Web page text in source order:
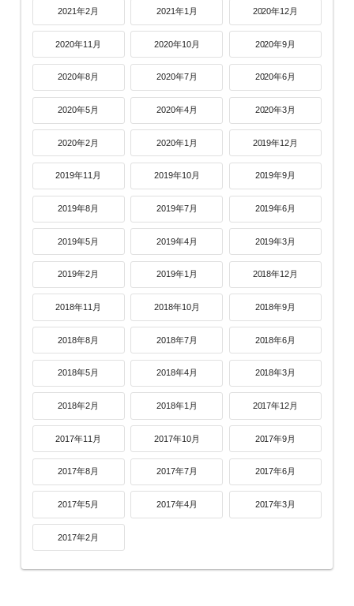
2021年2月 2021年1月 2020年12月
2020年11月 2020年10月 2020年9月
2020年8月 2020年7月 2020年6月
2020年5月 2020年4月 2020年3月
2020年2月 2020年1月 2019年12月
2019年11月 2019年10月 2019年9月
2019年8月 2019年7月 2019年6月
2019年5月 2019年4月 2019年3月
2019年2月 2019年1月 2018年12月
2018年11月 2018年10月 2018年9月
2018年8月 2018年7月 2018年6月
2018年5月 2018年4月 2018年3月
2018年2月 2018年1月 2017年12月
2017年11月 2017年10月 2017年9月
2017年8月 2017年7月 2017年6月
2017年5月 2017年4月 2017年3月
2017年2月